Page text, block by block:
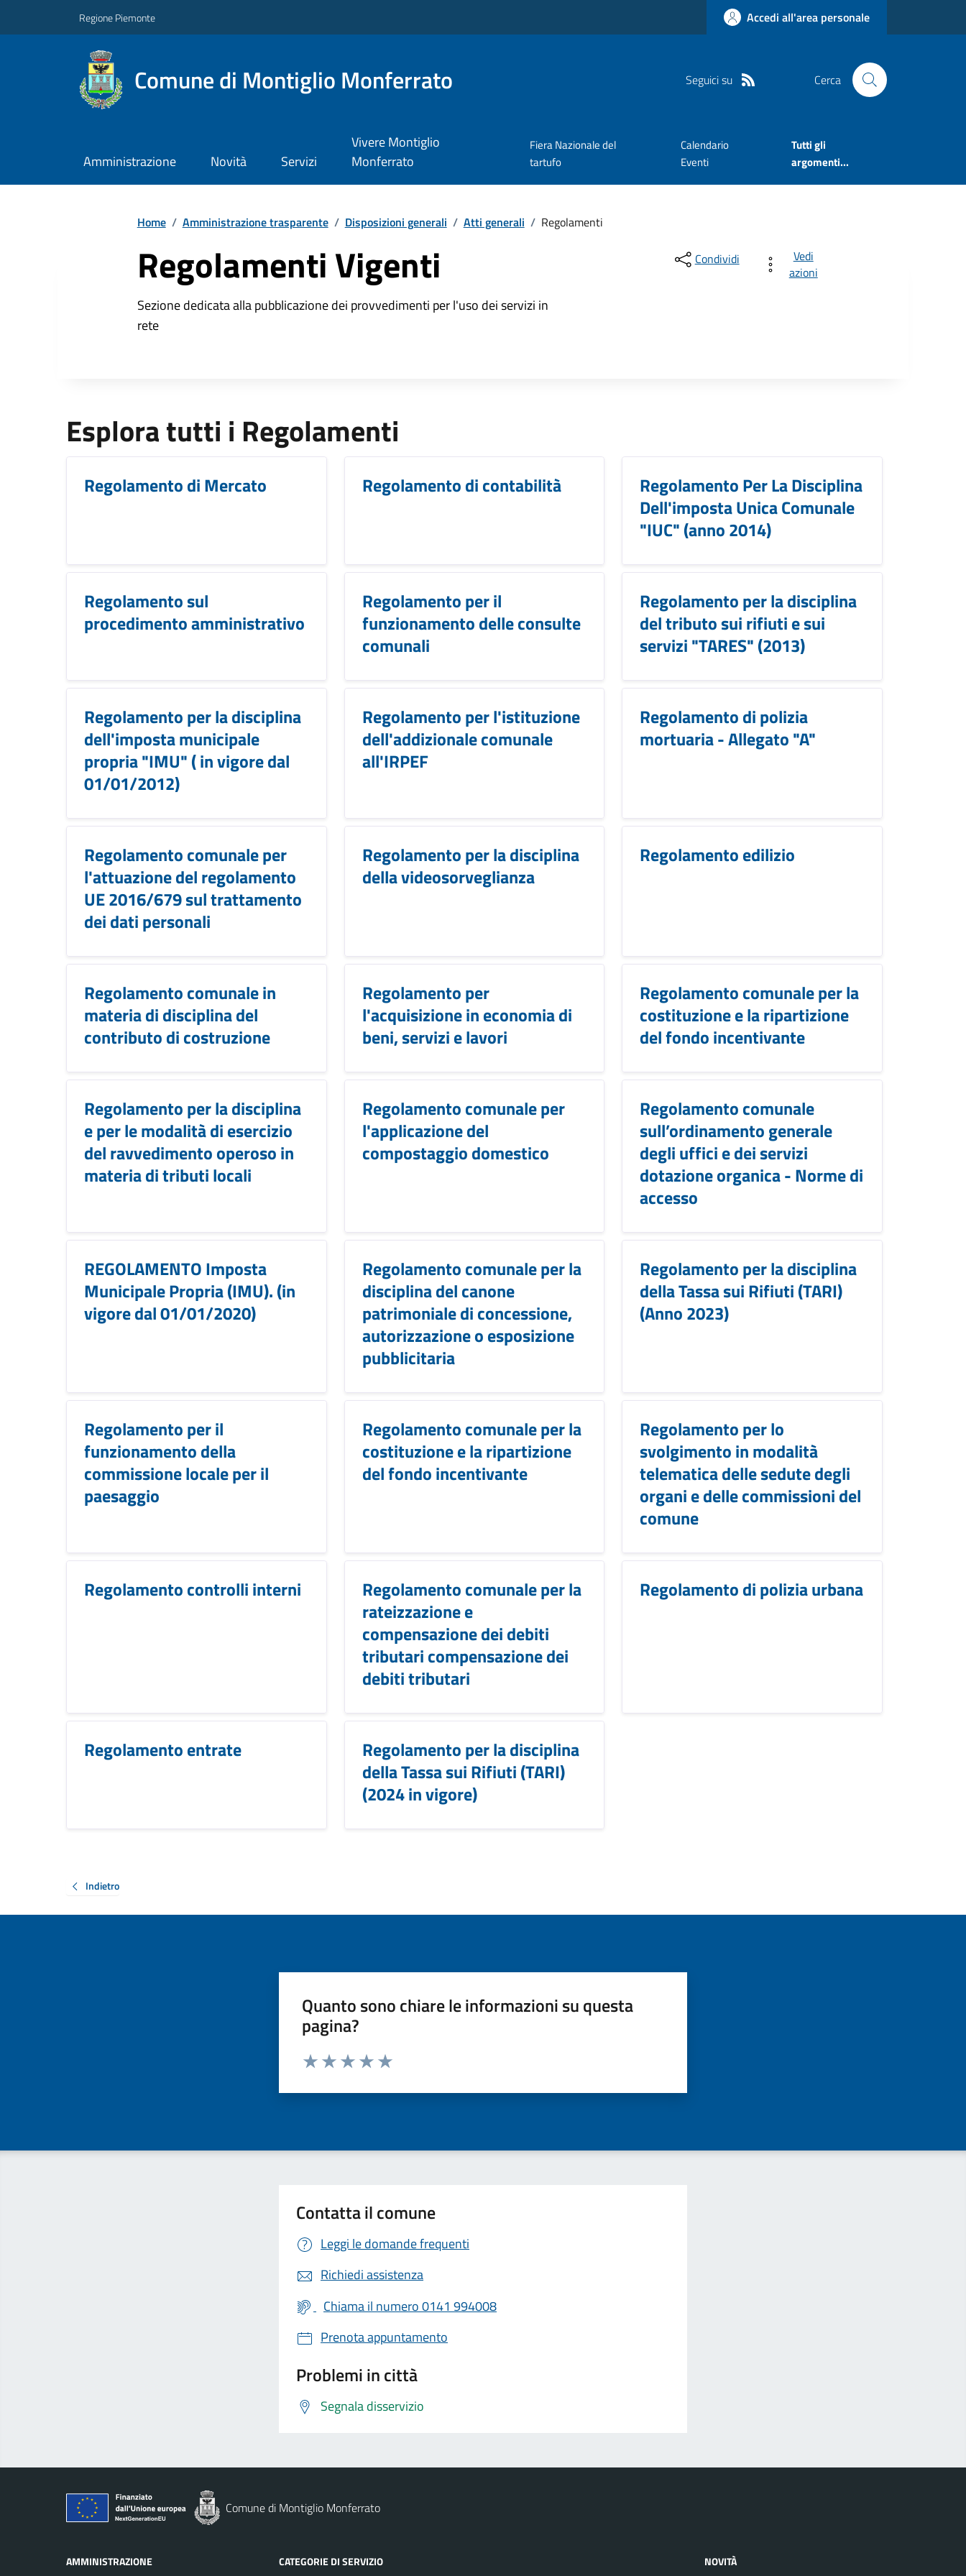
Regione Piemonte Accedi all'area personale
Comune di Montiglio Monferrato Seguici su Cerca
Amministrazione Novità Servizi
Vivere Montiglio
Monferrato
Fiera Nazionale del
tartufo
Calendario
Eventi
Tutti gli
argomenti...
Home / Amministrazione trasparente / Disposizioni generali / Atti generali / Regolamenti
Regolamenti Vigenti
Sezione dedicata alla pubblicazione dei provvedimenti per l'uso dei servizi in
rete
Condividi
Vedi
azioni
Esplora tutti i Regolamenti
Regolamento di Mercato Regolamento di contabilità
Regolamento Per La Disciplina
Dell'imposta Unica Comunale
"IUC" (anno 2014)
Regolamento sul
procedimento amministrativo
Regolamento per il
funzionamento delle consulte
comunali
Regolamento per la disciplina
del tributo sui rifiuti e sui
servizi "TARES" (2013)
Regolamento per la disciplina
dell'imposta municipale
propria "IMU" ( in vigore dal
01/01/2012)
Regolamento per l'istituzione
dell'addizionale comunale
all'IRPEF
Regolamento di polizia
mortuaria - Allegato "A"
Regolamento comunale per
l'attuazione del regolamento
UE 2016/679 sul trattamento
dei dati personali
Regolamento per la disciplina
della videosorveglianza
Regolamento edilizio
Regolamento comunale in
materia di disciplina del
contributo di costruzione
Regolamento per
l'acquisizione in economia di
beni, servizi e lavori
Regolamento comunale per la
costituzione e la ripartizione
del fondo incentivante
Regolamento per la disciplina
e per le modalità di esercizio
del ravvedimento operoso in
materia di tributi locali
Regolamento comunale per
l'applicazione del
compostaggio domestico
Regolamento comunale
sull’ordinamento generale
degli uffici e dei servizi
dotazione organica - Norme di
accesso
REGOLAMENTO Imposta
Municipale Propria (IMU). (in
vigore dal 01/01/2020)
Regolamento comunale per la
disciplina del canone
patrimoniale di concessione,
autorizzazione o esposizione
pubblicitaria
Regolamento per la disciplina
della Tassa sui Rifiuti (TARI)
(Anno 2023)
Regolamento per il
funzionamento della
commissione locale per il
paesaggio
Regolamento comunale per la
costituzione e la ripartizione
del fondo incentivante
Regolamento per lo
svolgimento in modalità
telematica delle sedute degli
organi e delle commissioni del
comune
Regolamento controlli interni
Regolamento comunale per la
rateizzazione e
compensazione dei debiti
tributari compensazione dei
debiti tributari
Regolamento di polizia urbana
Regolamento entrate
Regolamento per la disciplina
della Tassa sui Rifiuti (TARI)
(2024 in vigore)
Indietro
Quanto sono chiare le informazioni su questa
pagina?
Valuta da 1 a 5 stelle la pagina
Contatta il comune
Leggi le domande frequenti
Richiedi assistenza
Chiama il numero 0141 994008
Prenota appuntamento
Problemi in città
Segnala disservizio
Comune di Montiglio Monferrato
AMMINISTRAZIONE CATEGORIE DI SERVIZIO NOVITÀ